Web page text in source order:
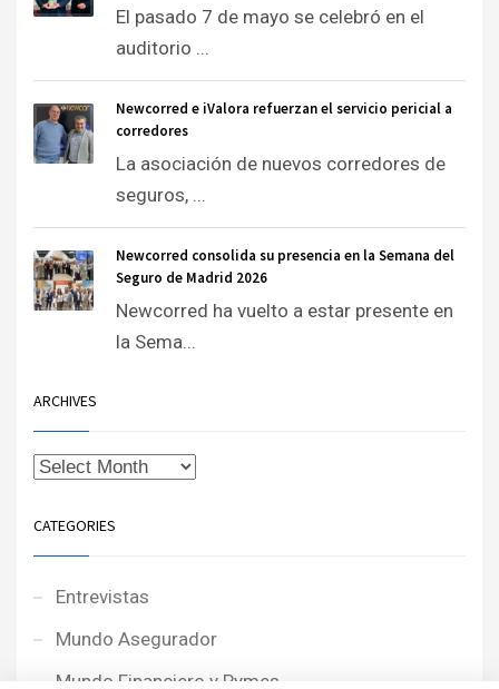
El pasado 7 de mayo se celebró en el
auditorio ...
Newcorred e iValora refuerzan el servicio pericial a
corredores
La asociación de nuevos corredores de
seguros, ...
Newcorred consolida su presencia en la Semana del
Seguro de Madrid 2026
Newcorred ha vuelto a estar presente en
la Sema...
ARCHIVES
CATEGORIES
Entrevistas
Mundo Asegurador
Mundo Financiero y Pymes